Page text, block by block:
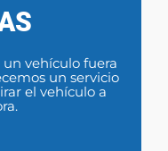
vehículo fuera
un servicio
el vehículo a